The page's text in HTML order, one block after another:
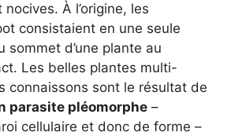
À l’origine, les
consistaient en une seule
sommet d’une plante au
Les belles plantes multi-
connaissons sont le résultat de
parasite pléomorphe –
cellulaire et donc de forme –